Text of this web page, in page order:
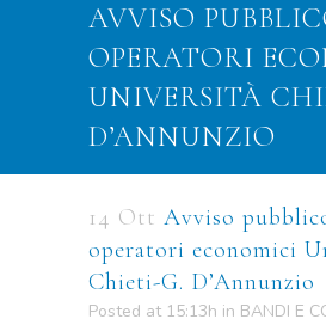
AVVISO
OPERATORI
UNIVERSITÀ
D’ANNUNZIO
14 Ott Avviso
operatori economici
Chieti-G. D’Annunzio
Posted at 15:13h in BANDI E